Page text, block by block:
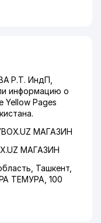
Р.Т. ИндП,
информацию о
Yellow Pages
МАГАЗИН
МАГАЗИН
Ташкент,
ТЕМУРА , 100